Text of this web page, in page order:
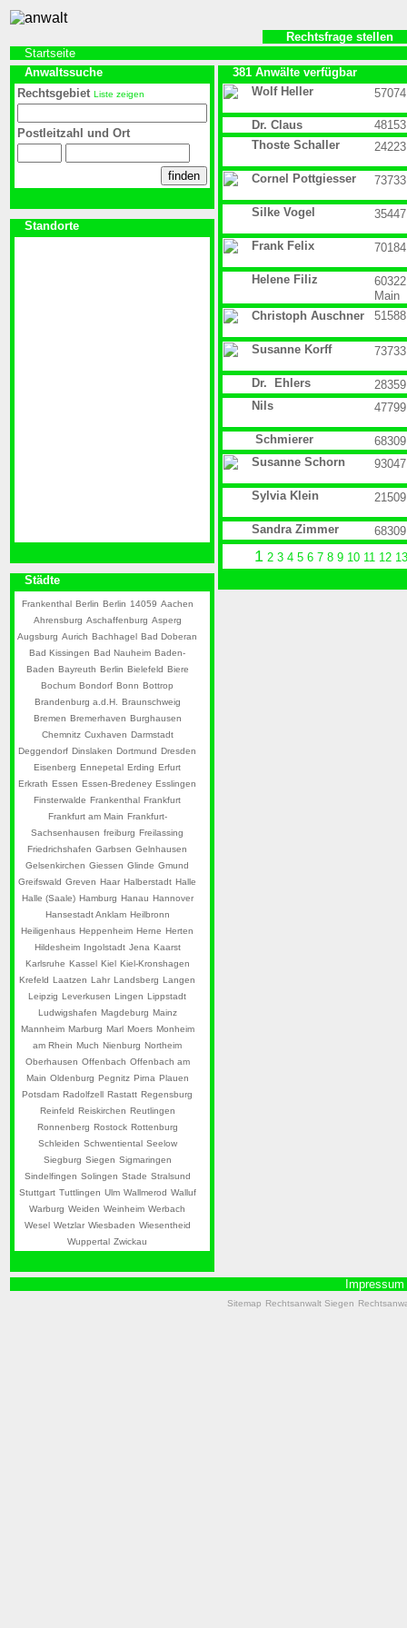
Rechtsfrage stellen
Startseite
Anwaltssuche
Rechtsgebiet Liste zeigen
Postleitzahl und Ort
Standorte
Städte
Frankenthal Berlin Berlin 14059 Aachen
Ahrensburg Aschaffenburg Asperg
Augsburg Aurich Bachhagel Bad Doberan
Bad Kissingen Bad Nauheim Baden-
Baden Bayreuth Berlin Bielefeld Biere
Bochum Bondorf Bonn Bottrop
Brandenburg a.d.H.
Braunschweig
Bremen Bremerhaven Burghausen
Chemnitz Cuxhaven Darmstadt
Deggendorf Dinslaken Dortmund Dresden
Eisenberg Ennepetal Erding Erfurt
Erkrath Essen Essen-Bredeney Esslingen
Finsterwalde Frankenthal Frankfurt
Frankfurt am Main Frankfurt-
Sachsenhausen freiburg Freilassing
Friedrichshafen Garbsen Gelnhausen
Gelsenkirchen Giessen Glinde Gmund
Greifswald Greven Haar Halberstadt Halle
Halle (Saale) Hamburg Hanau Hannover
Hansestadt Anklam Heilbronn
Heiligenhaus Heppenheim Herne Herten
Hildesheim Ingolstadt Jena Kaarst
Karlsruhe Kassel Kiel Kiel-Kronshagen
Krefeld Laatzen Lahr Landsberg Langen
Leipzig Leverkusen Lingen Lippstadt
Ludwigshafen Magdeburg Mainz
Mannheim Marburg Marl Moers Monheim
am Rhein Much Nienburg Northeim
Oberhausen Offenbach Offenbach am
Main Oldenburg Pegnitz Pirna Plauen
Potsdam Radolfzell Rastatt Regensburg
Reinfeld Reiskirchen Reutlingen
Ronnenberg Rostock Rottenburg
Schleiden Schwentiental Seelow
Siegburg Siegen Sigmaringen
Sindelfingen Solingen Stade Stralsund
Stuttgart Tuttlingen Ulm Wallmerod Walluf
Warburg Weiden Weinheim Werbach
Wesel Wetzlar Wiesbaden Wiesentheid
Wuppertal Zwickau
381 Anwälte verfügbar
Wolf Heller
57074
Dr. Claus
48153
Thoste Schaller
24223
Cornel Pottgiesser 73733
Silke Vogel 35447
Frank Felix 70184
Helene Filiz
60322
Main
Christoph Auschner
51588
Susanne Korff 73733
Dr. Ehlers
28359
Nils
47799
Schmierer
68309
Susanne Schorn
93047
Sylvia Klein 21509
Sandra Zimmer 68309
1 2 3 4 5 6 7 8 9 10 11 12 13
Impressum
Sitemap Rechtsanwalt Siegen